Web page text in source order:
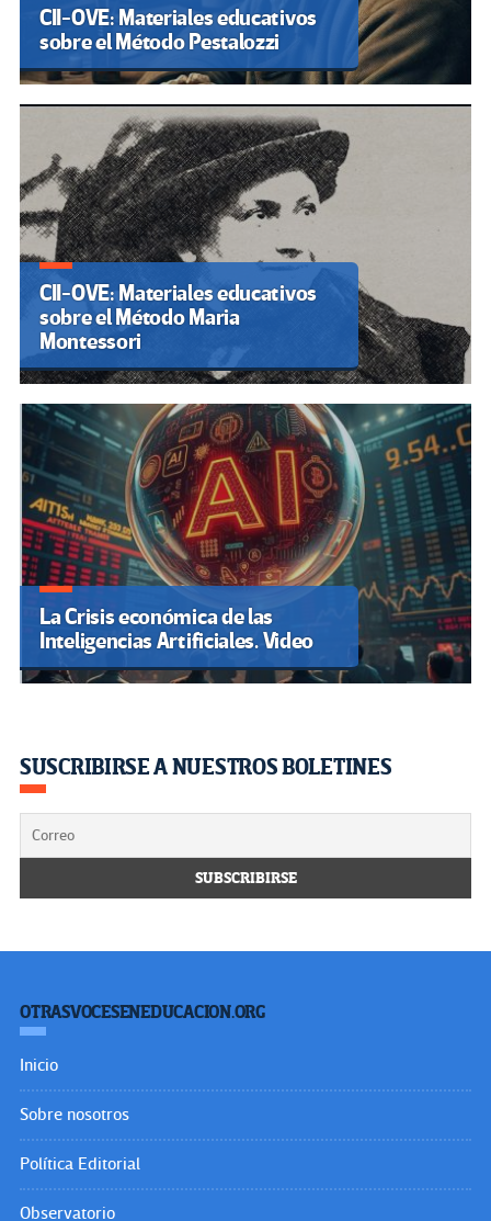
CII-OVE: Materiales educativos
sobre el Método Pestalozzi
CII-OVE: Materiales educativos
sobre el Método Maria
Montessori
La Crisis económica de las
Inteligencias Artificiales. Video
SUSCRIBIRSE A NUESTROS BOLETINES
OTRASVOCESENEDUCACION.ORG
Inicio
Sobre nosotros
Política Editorial
Observatorio